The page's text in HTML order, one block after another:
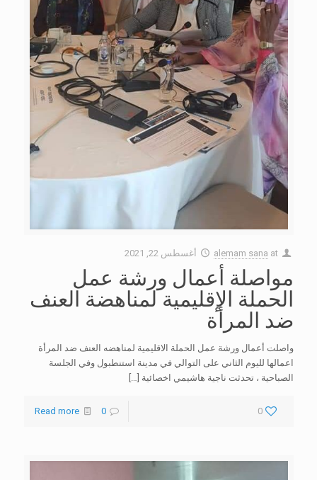
alemam sana at أغسطس 22, 2021
مواصلة أعمال ورشة عمل
الحملة الإقليمية لمناهضة العنف
ضد المرأة
واصلت أعمال ورشة عمل الحملة الاقليمية لمناهضه العنف ضد المرأة
اعمالها لليوم الثاني على التوالي في مدينة استنطبول وفي الجلسة
الصباحية ، تحدثت ناجية هاشيمي اخصائية […]
0
0
Read more